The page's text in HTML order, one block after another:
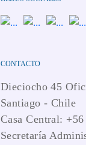
CONTACTO
Dieciocho 45
Santiago - Chile
Casa Central:
Secretaría